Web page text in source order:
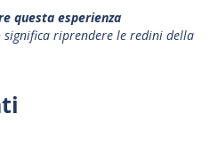
questa esperienza
riprendere le redini della